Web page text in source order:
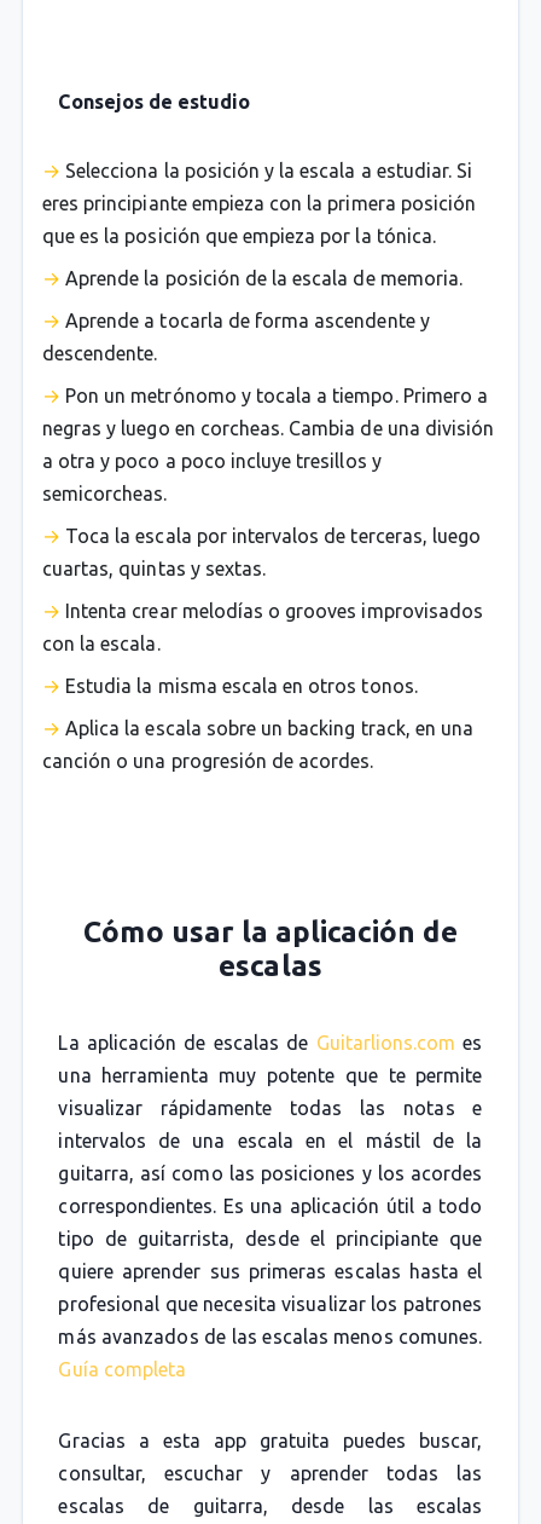
Consejos de estudio
Selecciona la posición y la escala a estudiar. Si
eres principiante empieza con la primera posición
que es la posición que empieza por la tónica.
Aprende la posición de la escala de memoria.
Aprende a tocarla de forma ascendente y
descendente.
Pon un metrónomo y tocala a tiempo. Primero a
negras y luego en corcheas. Cambia de una división
a otra y poco a poco incluye tresillos y
semicorcheas.
Toca la escala por intervalos de terceras, luego
cuartas, quintas y sextas.
Intenta crear melodías o grooves improvisados
con la escala.
Estudia la misma escala en otros tonos.
Aplica la escala sobre un backing track, en una
canción o una progresión de acordes.
Cómo usar la aplicación de
escalas
La aplicación de escalas de Guitarlions.com es
una herramienta muy potente que te permite
visualizar rápidamente todas las notas e
intervalos de una escala en el mástil de la
guitarra, así como las posiciones y los acordes
correspondientes. Es una aplicación útil a todo
tipo de guitarrista, desde el principiante que
quiere aprender sus primeras escalas hasta el
profesional que necesita visualizar los patrones
más avanzados de las escalas menos comunes.
Guía completa
Gracias a esta app gratuita puedes buscar,
consultar, escuchar y aprender todas las
escalas de guitarra, desde las escalas